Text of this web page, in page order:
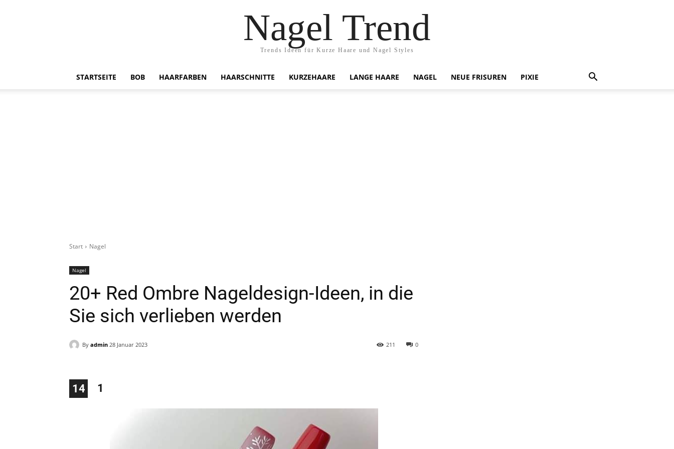
Nagel Trend
Trends Ideen für Kurze Haare und Nagel Styles
STARTSEITE BOB HAARFARBEN HAARSCHNITTE KURZEHAARE LANGE HAARE NAGEL NEUE FRISUREN PIXIE
Start Nagel
Nagel
20+ Red Ombre Nageldesign-Ideen, in die
Sie sich verlieben werden
By admin 28 Januar 2023 0
211
14 1